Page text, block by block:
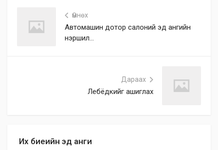
Их биеийн эд анги
Өмнөх
Автомашин дотор салоний эд ангийн
нэршил...
Дараах
Лебёдкийг ашиглах